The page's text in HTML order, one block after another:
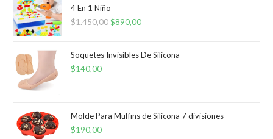
4 En 1 Niño
$1.450,00El
original
$890,00El
actual
Soquetes Invisibles De Silicona
$140,00
Molde Para Muffins de Silicona 7 divisiones
$190,00